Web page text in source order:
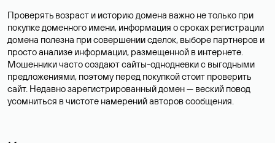
Проверять возраст и историю домена важно не только при
покупке доменного имени, информация о сроках регистрации
домена полезна при совершении сделок, выборе партнеров и
просто анализе информации, размещенной в интернете.
Мошенники часто создают сайты-однодневки с выгодными
предложениями, поэтому перед покупкой стоит проверить
сайт. Недавно зарегистрированный домен — веский повод
усомниться в чистоте намерений авторов сообщения.